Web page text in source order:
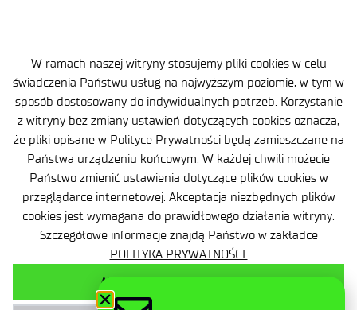
W ramach naszej witryny stosujemy pliki cookies w celu
świadczenia Państwu usług na najwyższym poziomie, w tym w
sposób dostosowany do indywidualnych potrzeb. Korzystanie
z witryny bez zmiany ustawień dotyczących cookies oznacza,
że pliki opisane w Polityce Prywatności będą zamieszczane na
Państwa urządzeniu końcowym. W każdej chwili możecie
Państwo zmienić ustawienia dotyczące plików cookies w
przeglądarce internetowej. Akceptacja niezbędnych plików
cookies jest wymagana do prawidłowego działania witryny.
Szczegółowe informacje znajdą Państwo w zakładce
POLITYKA PRYWATNOŚCI.
AKCEPTUJ WSZYSTKIE
Mapa strony
Deklaracja dostępności
Polityka prywatności
Ogólne warunki dostawy
Kontakt